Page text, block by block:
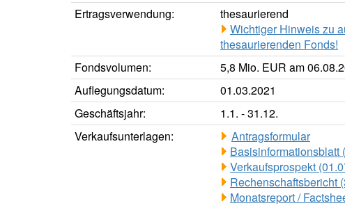
Ertragsverwendung:
thesaurierend
Wichtiger Hinweis zu
thesaurierenden Fonds!
Fondsvolumen:
5,8 Mio. EUR am
Auflegungsdatum:
01.03.2021
Geschäftsjahr:
1.1. - 31.12.
Verkaufsunterlagen:
Antragsformular
Basisinformationsblatt
Verkaufsprospekt
Rechenschaftsbericht
Monatsreport /